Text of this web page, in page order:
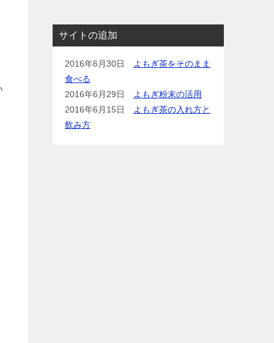
サイトの追加
2016年6月30日
よもぎ茶をそのまま
食べる
2016年6月29日
よもぎ粉末の活用
2016年6月15日
よもぎ茶の入れ方と
飲み方